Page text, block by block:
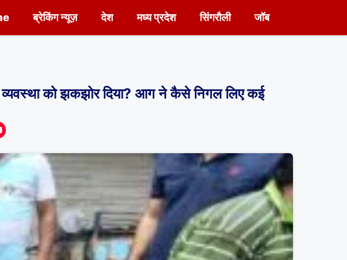
ब्रेकिंग न्यूज़ देश मध्य प्रदेश सिंगरौली जॉब
को झकझोर दिया? आग ने कैसे निगल लिए कई